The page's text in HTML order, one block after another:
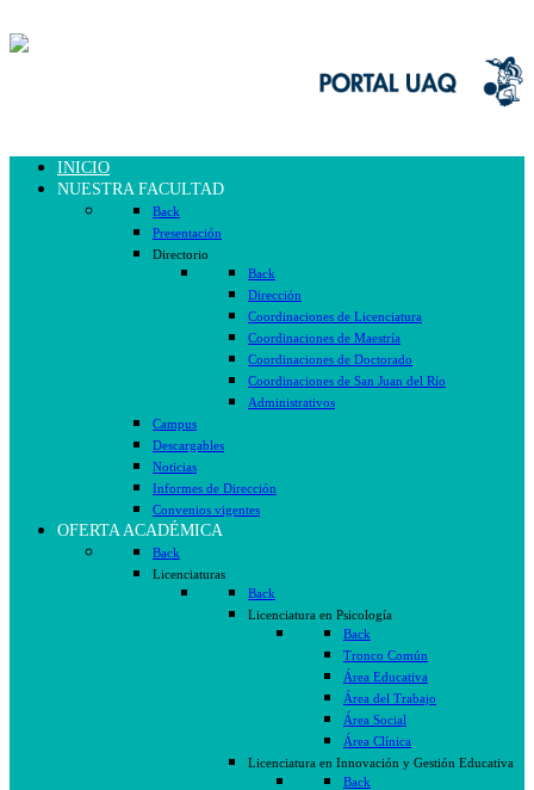
INICIO
NUESTRA FACULTAD
Back
Presentación
Directorio
Back
Dirección
Coordinaciones de Licenciatura
Coordinaciones de Maestría
Coordinaciones de Doctorado
Coordinaciones de San Juan del Río
Administrativos
Campus
Descargables
Noticias
Informes de Dirección
Convenios vigentes
OFERTA ACADÉMICA
Back
Licenciaturas
Back
Licenciatura en Psicología
Back
Tronco Común
Área Educativa
Área del Trabajo
Área Social
Área Clínica
Licenciatura en Innovación y Gestión Educativa
Back